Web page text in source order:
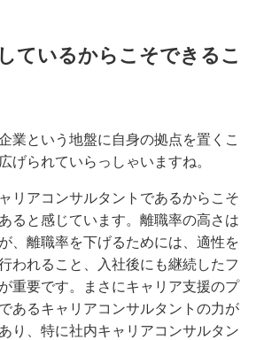
ているからこそできるこ
という地盤に自身の拠点を置くこ
げられていらっしゃいますね。
リアコンサルタントであるからこそ
ると感じています。離職率の高さは
、離職率を下げるためには、適性を
われること、入社後にも継続したフ
重要です。まさにキャリア支援のプ
あるキャリアコンサルタントの力が
り、特に社内キャリアコンサルタン